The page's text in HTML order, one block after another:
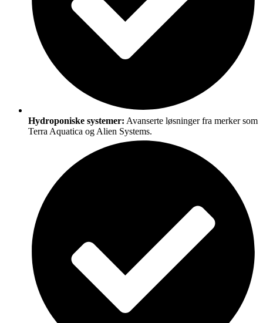
Hydroponiske systemer: Avanserte løsninger fra merker som
Terra Aquatica og Alien Systems.